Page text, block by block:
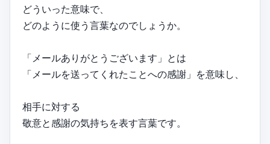
どういった意味で、
どのように使う言葉なのでしょうか。
「メールありがとうございます」とは
「メールを送ってくれたことへの感謝」を意味し、
相手に対する
敬意と感謝の気持ちを表す言葉です。